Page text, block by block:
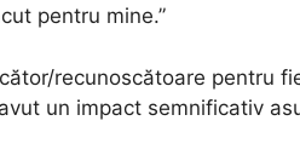
pentru mine.”
recunoscătoare pentru
un impact semnificativ